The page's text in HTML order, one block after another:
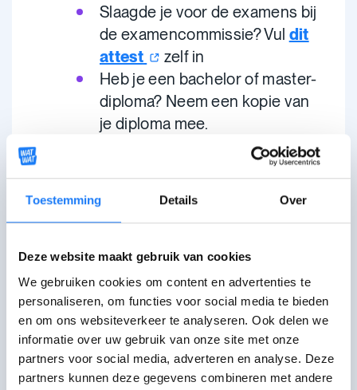
Toestemming Details Over
Deze website maakt gebruik van cookies
We gebruiken cookies om content en advertenties te
personaliseren, om functies voor social media te bieden
en om ons websiteverkeer te analyseren. Ook delen we
informatie over uw gebruik van onze site met onze
partners voor social media, adverteren en analyse. Deze
partners kunnen deze gegevens combineren met andere
Slaagde je voor de examens bij
de examencommissie? Vul dit
attest
zelf in
Heb je een bachelor of master-
diploma? Neem een kopie van
je diploma mee.
C4 als je tijdens je
beroepsinschakelingstijd werkte
De RVA bepaalt of je recht hebt op een
De beroepsinschakelingsuitkering (BIU)
wordt uitbetaald via de
uitbetalingsinstelling.
Krijg ik na mijn